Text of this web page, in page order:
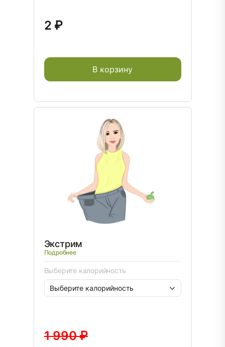
2 ₽
В корзину
Экстрим
Подробнее
Выберите калорийность
1 990 ₽